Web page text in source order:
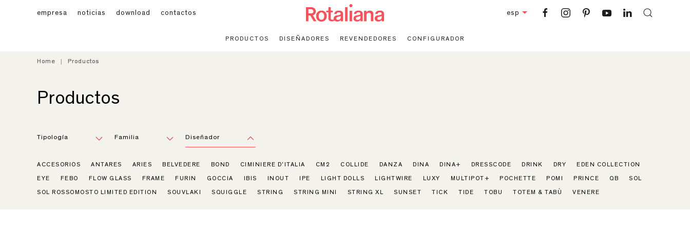
empresa noticias download contactos esp
PRODUCTOS DISEÑADORES REVENDEDORES CONFIGURADOR
Home Productos
Home Productos
Productos
Tipología Familia Diseñador
ACCESORIOS ANTARES ARIES BELVEDERE BOND CIMINIERE D'ITALIA CM2 COLLIDE DANZA DINA DINA+ DRESSCODE DRINK DRY EDEN COLLECTION
EYE FEBO FLOW GLASS FRAME FURIN GOCCIA IBIS INOUT IPE LIGHT DOLLS LIGHTWIRE LUXY MULTIPOT+ POCHETTE POMI PRINCE QB SOL
SOL ROSSOMOSTO LIMITED EDITION SOUVLAKI SQUIGGLE STRING STRING MINI STRING XL SUNSET TICK TIDE TOBU TOTEM & TABÙ VENERE